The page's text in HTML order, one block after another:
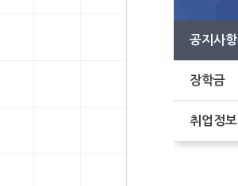
공지사항
장학금
취업정보